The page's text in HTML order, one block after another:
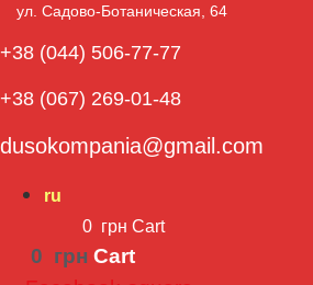
ул. Садово-Ботаническая, 64​
+38 (044) 506-77-77
+38 (067) 269-01-48
dusokompania@gmail.com
ru
0 грн Cart
0 грн Cart